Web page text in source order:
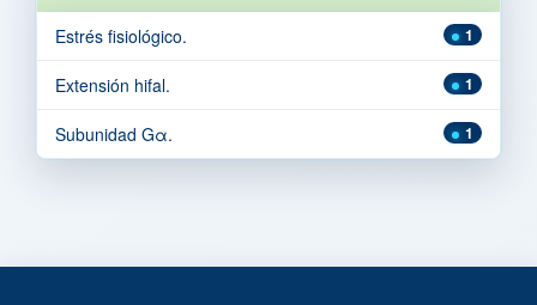
1
Estrés fisiológico.
1
Extensión hifal.
1
Subunidad Gα.